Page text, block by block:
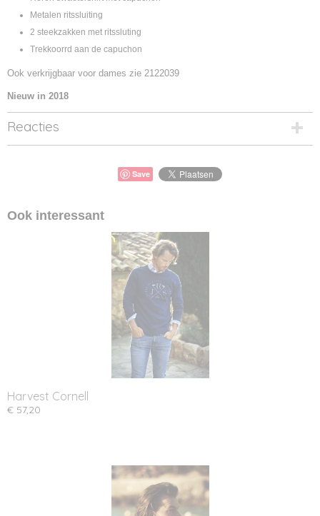
Metalen ritssluiting
2 steekzakken met ritssluting
Trekkoorrd aan de capuchon
Ook verkrijgbaar voor dames zie 2122039
Nieuw in 2018
Reacties
Save
Ook interessant
Harvest Cornell
€ 57,20